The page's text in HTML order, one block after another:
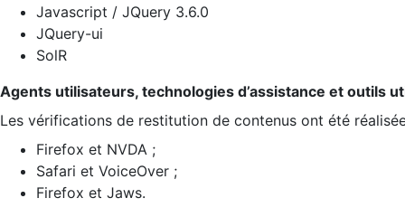
Javascript / JQuery 3.6.0
JQuery-ui
SolR
Agents utilisateurs, technologies d’assistance et outils
Les vérifications de restitution de contenus ont été
Firefox et NVDA ;
Safari et VoiceOver ;
Firefox et Jaws.